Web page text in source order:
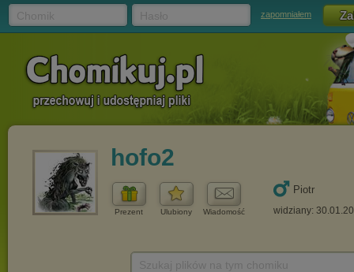
zapomniałem
hofo2
Prezent Ulubiony Wiadomość
Piotr
widziany: